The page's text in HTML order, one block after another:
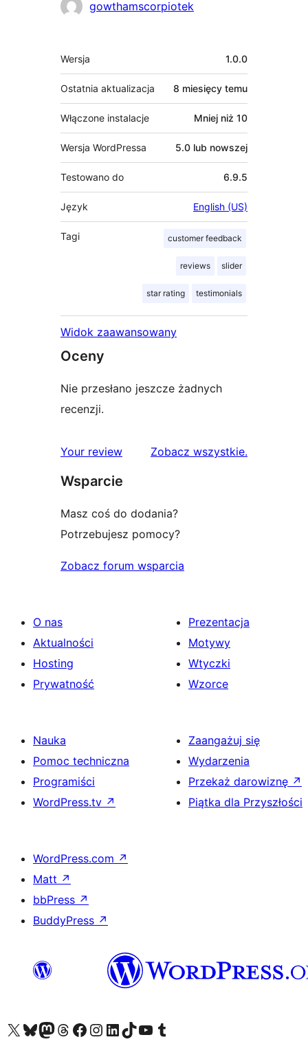
Zaangażowani
gowthamscorpiotek
Meta
Wersja 1.0.0
Ostatnia aktualizacja 8 miesięcy temu
Włączone instalacje Mniej niż 10
Wersja WordPressa 5.0 lub nowszej
Testowano do 6.9.5
Język English (US)
Tagi customer feedback
reviews slider
star rating testimonials
Widok zaawansowany
Oceny
Nie przesłano jeszcze żadnych
recenzji.
Your review Zobacz wszystkierecenzje
.
Wsparcie
Masz coś do dodania?
Potrzebujesz pomocy?
Zobacz forum wsparcia
O nas
Aktualności
Hosting
Prywatność
Prezentacja
Motywy
Wtyczki
Wzorce
Nauka
Pomoc techniczna
Programiści
WordPress.tv ↗
Zaangażuj się
Wydarzenia
Przekaż darowiznę ↗
Piątka dla Przyszłości
WordPress.com ↗
Matt ↗
bbPress ↗
BuddyPress ↗
Odwiedź nasze konto X (dawniej Twitter)
Odwiedź nasze konto Bluesky
Odwiedź nasze konto na Mastodoncie
Odwiedź naszego Threadsa
Odwiedź naszego Facebooka
Odwiedź nasze konto na Instagramie
Odwiedź nasze konto na LinkedIn
Odwiedź naszego TikToka
Odwiedź nasz kanał YouTube
Odwiedź naszego Tumblra